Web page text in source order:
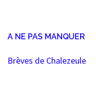
A NE PAS MANQUER
Brèves de Chalezeule